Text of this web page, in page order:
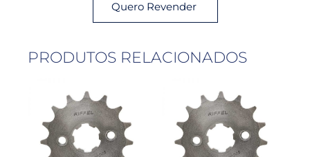
Quero Revender
PRODUTOS RELACIONADOS